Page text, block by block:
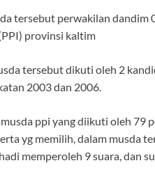
tersebut perwakilan dandim
provinsi kaltim
tersebut dikuti oleh 2
2003 dan 2006.
ppi yang diikuti oleh 79
yg memilih, dalam musda
memperoleh 9 suara, dan